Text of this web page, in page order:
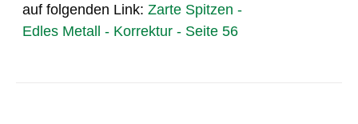
auf folgenden Link:Zarte Spitzen -
Edles Metall - Korrektur - Seite 56